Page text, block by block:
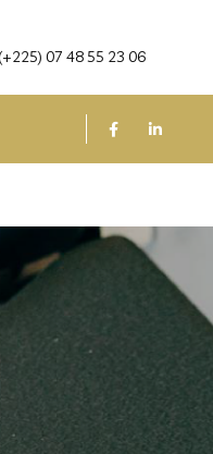
07 48 55 23 06